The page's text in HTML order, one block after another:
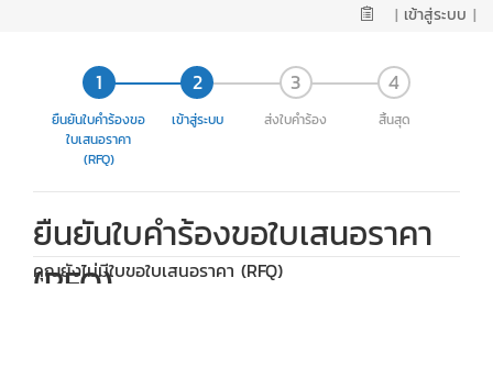
| เข้าสู่ระบบ |
ยืนยันใบคำร้องขอ
ใบเสนอราคา
(RFQ)
เข้าสู่ระบบ ส่งใบคำร้อง สิ้นสุด
ยืนยันใบคำร้องขอใบเสนอราคา
(RFQ)
คุณยังไม่มีใบขอใบเสนอราคา (RFQ)